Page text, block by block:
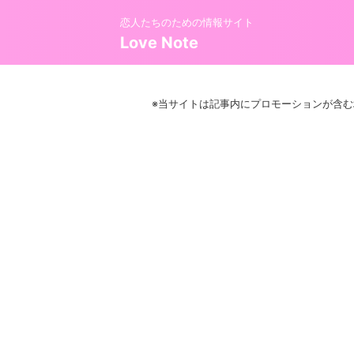
恋人たちのための情報サイト
Love Note
※当サイトは記事内にプロモーションが含む